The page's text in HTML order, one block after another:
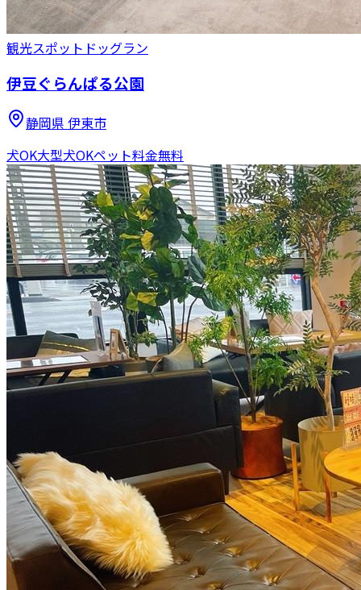
観光スポット ドッグラン
伊豆ぐらんぱる公園
静岡県 伊東市
犬OK大型犬OKペット料金無料